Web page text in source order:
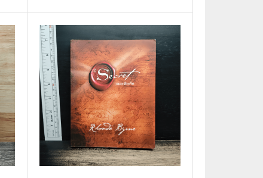
📒 สมุดบันทึก
🎥 ของสะสมจากหนังและการ์ตูน
📅 ปฏิทินเก่า
อื่นๆ